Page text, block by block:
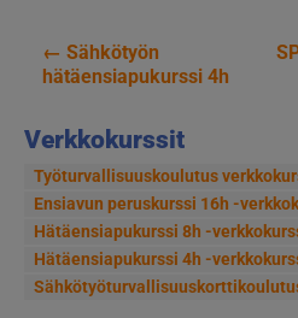
Verkkokurssit
Työturvallisuuskoulutus
Ensiavun peruskurssi 16h -
Hätäensiapukurssi 8h -
Hätäensiapukurssi 4h -
Artikkelien
selaus
← Sähkötyön
hätäensiapukurssi 4h